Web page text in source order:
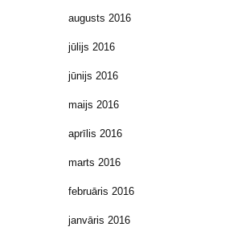
augusts 2016
jūlijs 2016
jūnijs 2016
maijs 2016
aprīlis 2016
marts 2016
februāris 2016
janvāris 2016